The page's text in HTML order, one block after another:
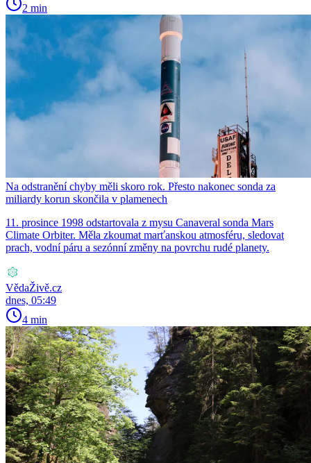
2 min
Na odstranění chyby měli skoro rok. Přesto nakonec sonda za
miliardy korun skončila v plamenech
11. prosince 1998 odstartovala z mysu Canaveral sonda Mars
Climate Orbiter. Měla zkoumat marťanskou atmosféru, sledovat
prach, vodní páru a sezónní změny na povrchu rudé planety.
VědaŽivě.cz
dnes, 05:49
4 min